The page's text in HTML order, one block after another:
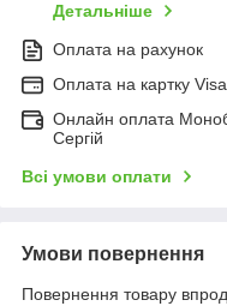
Детальніше
Оплата на рахунок
Оплата на картку
Онлайн оплата
Сергій
Всі умови оплати
Умови повернення
Повернення товару